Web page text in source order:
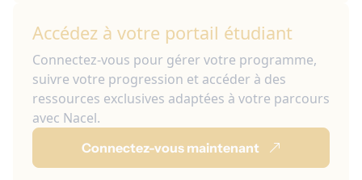
Accédez à votre portail étudiant
Connectez-vous pour gérer votre programme,
suivre votre progression et accéder à des
ressources exclusives adaptées à votre parcours
avec Nacel.
Connectez-vous maintenant